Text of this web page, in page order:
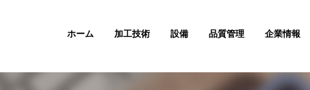
ホーム 加工技術 設備 品質管理 企業情報